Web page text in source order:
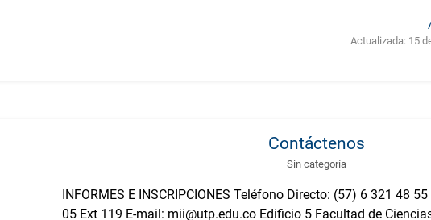
Actualizada: 15
Contáctenos
Sin categoría
INFORMES E INSCRIPCIONES Teléfono Directo: (57) 6 321 48
05 Ext 119 E-mail: mii@utp.edu.co Edificio 5 Facultad de